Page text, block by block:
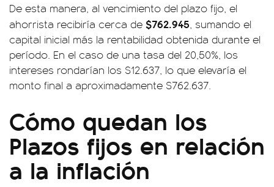
De esta manera, al vencimiento del plazo fijo, el
ahorrista recibiría cerca de $762.945, sumando el
capital inicial más la rentabilidad obtenida durante el
período. En el caso de una tasa del 20,50%, los
intereses rondarían los $12.637, lo que elevaría el
monto final a aproximadamente $762.637.
Cómo quedan los
Plazos fijos en relación
a la inflación